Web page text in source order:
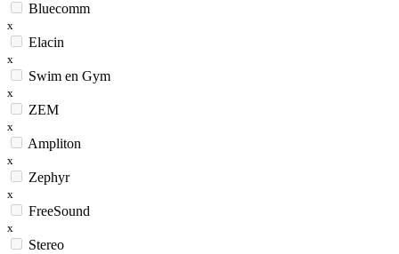
Bluecomm
x
Elacin
x
Swim en Gym
x
ZEM
x
Ampliton
x
Zephyr
x
FreeSound
x
Stereo